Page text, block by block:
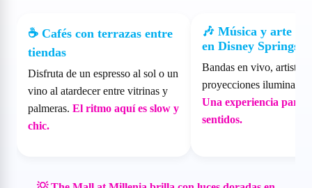
☕ Cafés con terrazas entre
tiendas
Disfruta de un espresso al sol o un
vino al atardecer entre vitrinas y
palmeras. El ritmo aquí es slow y
chic.
🎶 Música y arte
en Disney Springs
Bandas en vivo, artistas
proyecciones iluminan
Una experiencia para
sentidos.